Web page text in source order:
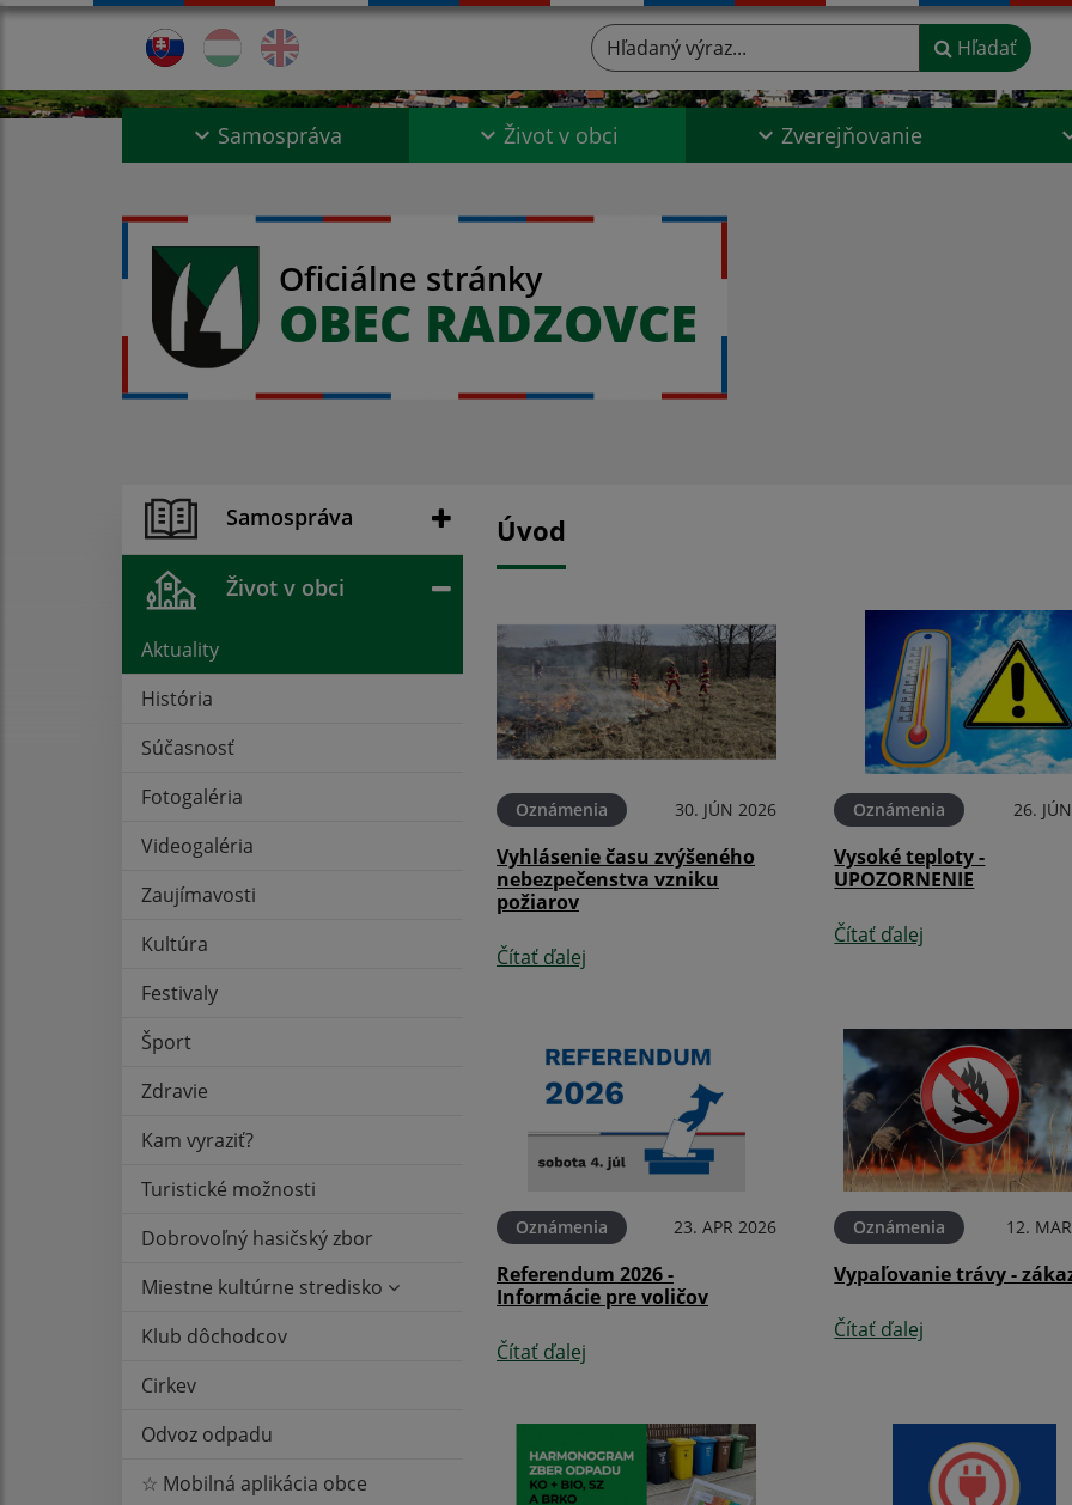
Hľadaný výraz... Hľadať
Samospráva Život v obci Zverejňovanie
Oficiálne stránky
OBEC RADZOVCE
Samospráva
Život v obci
Aktuality
História
Súčasnosť
Fotogaléria
Videogaléria
Zaujímavosti
Kultúra
Festivaly
Šport
Zdravie
Kam vyraziť?
Turistické možnosti
Dobrovoľný hasičský zbor
Miestne kultúrne stredisko
Klub dôchodcov
Cirkev
Odvoz odpadu
☆ Mobilná aplikácia obce
Úvod
Oznámenia 30. JÚN 2026
Vyhlásenie času zvýšeného
nebezpečenstva vzniku
požiarov
Čítať ďalej
Oznámenia 26.
Vysoké teploty -
UPOZORNENIE
Čítať ďalej
Oznámenia 23. APR 2026
Referendum 2026 -
Informácie pre voličov
Čítať ďalej
Oznámenia 12.
Vypaľovanie trávy -
Čítať ďalej